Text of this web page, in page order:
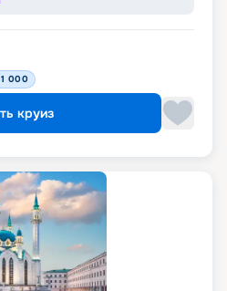
000
круиз